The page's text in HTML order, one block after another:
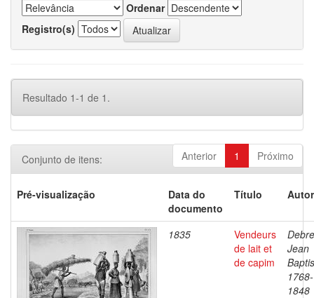
Ordenar
Registro(s)
Resultado 1-1 de 1.
Anterior 1 Próximo
Conjunto de itens:
Pré-visualização
Data do
documento
Título
1835
Vendeurs
de lait et
de capim
Jean
1768-
1848